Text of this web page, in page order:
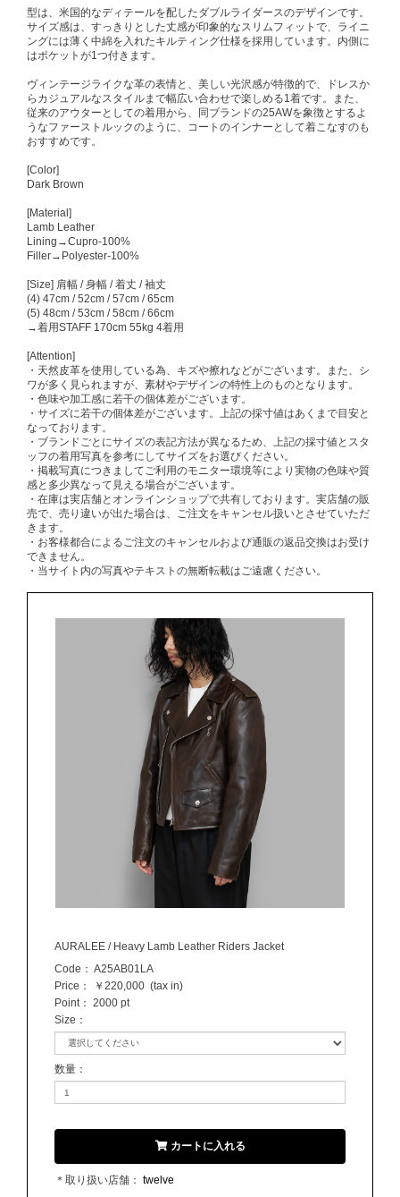
型は、米国的なディテールを配したダブルライダースのデザインです。
サイズ感は、すっきりとした丈感が印象的なスリムフィットで、ライニ
ングには薄く中綿を入れたキルティング仕様を採用しています。内側に
はポケットが1つ付きます。
ヴィンテージライクな革の表情と、美しい光沢感が特徴的で、ドレスか
らカジュアルなスタイルまで幅広い合わせで楽しめる1着です。また、
従来のアウターとしての着用から、同ブランドの25AWを象徴とするよ
うなファーストルックのように、コートのインナーとして着こなすのも
おすすめです。
[Color]
Dark Brown
[Material]
Lamb Leather
Lining→Cupro-100%
Filler→Polyester-100%
[Size] 肩幅 / 身幅 / 着丈 / 袖丈
(4) 47cm / 52cm / 57cm / 65cm
(5) 48cm / 53cm / 58cm / 66cm
→着用STAFF 170cm 55kg 4着用
[Attention]
・天然皮革を使用している為、キズや擦れなどがございます。また、シ
ワが多く見られますが、素材やデザインの特性上のものとなります。
・色味や加工感に若干の個体差がございます。
・サイズに若干の個体差がございます。上記の採寸値はあくまで目安と
なっております。
・ブランドごとにサイズの表記方法が異なるため、上記の採寸値とスタ
ッフの着用写真を参考にしてサイズをお選びください。
・掲載写真につきましてご利用のモニター環境等により実物の色味や質
感と多少異なって見える場合がございます。
・在庫は実店舗とオンラインショップで共有しております。実店舗の販
売で、売り違いが出た場合は、ご注文をキャンセル扱いとさせていただ
きます。
・お客様都合によるご注文のキャンセルおよび通販の返品交換はお受け
できません。
・当サイト内の写真やテキストの無断転載はご遠慮ください。
AURALEE / Heavy Lamb Leather Riders Jacket
Code： A25AB01LA
Price：
￥220,000 (tax in)
Point： 2000 pt
Size ：
数量 ：
カートに入れる
＊取り扱い店舗： twelve